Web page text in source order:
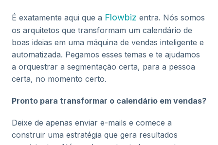
É exatamente aqui que a Flowbiz entra. Nós somos
os arquitetos que transformam um calendário de
boas ideias em uma máquina de vendas inteligente e
automatizada. Pegamos esses temas e te ajudamos
a orquestrar a segmentação certa, para a pessoa
certa, no momento certo.
Pronto para transformar o calendário em vendas?
Deixe de apenas enviar e-mails e comece a
construir uma estratégia que gera resultados